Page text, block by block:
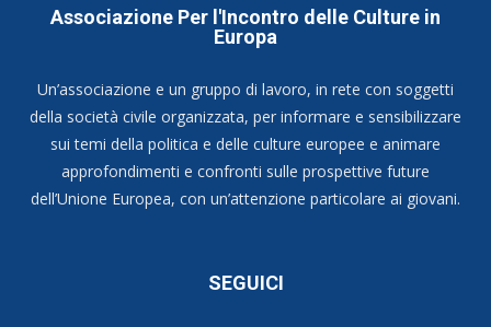
Associazione Per l'Incontro delle Culture in
Europa
Un’associazione e un gruppo di lavoro, in rete con soggetti
della società civile organizzata, per informare e sensibilizzare
sui temi della politica e delle culture europee e animare
approfondimenti e confronti sulle prospettive future
dell’Unione Europea, con un’attenzione particolare ai giovani.
SEGUICI